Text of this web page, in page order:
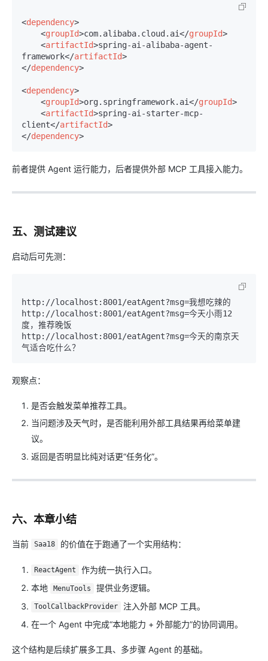
<dependency>
<groupId>com.alibaba.cloud.ai</groupId>
<artifactId>spring-ai-alibaba-agent-
framework</artifactId>
</dependency>
<dependency>
<groupId>org.springframework.ai</groupId>
<artifactId>spring-ai-starter-mcp-
client</artifactId>
</dependency>
前者提供 Agent 运行能力，后者提供外部 MCP 工具接入能力。
五、测试建议
启动后可先测：
http://localhost:8001/eatAgent?msg=我想吃辣的
http://localhost:8001/eatAgent?msg=今天小雨12
度，推荐晚饭
http://localhost:8001/eatAgent?msg=今天的南京天
观察点：
是否会触发菜单推荐工具。
当问题涉及天气时，是否能利用外部工具结果再给菜单建
议。
返回是否明显比纯对话更“任务化”。
六、本章小结
当前 Saa18 的价值在于跑通了一个实用结构：
ReactAgent
作为统一执行入口。
本地
MenuTools 提供业务逻辑。
ToolCallbackProvider
注入外部 MCP 工具。
在一个 Agent 中完成“本地能力 + 外部能力”的协同调用。
这个结构是后续扩展多工具、多步骤 Agent 的基础。